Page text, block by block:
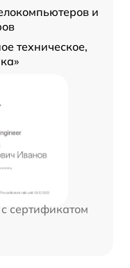
и
техническое,
сертификатом